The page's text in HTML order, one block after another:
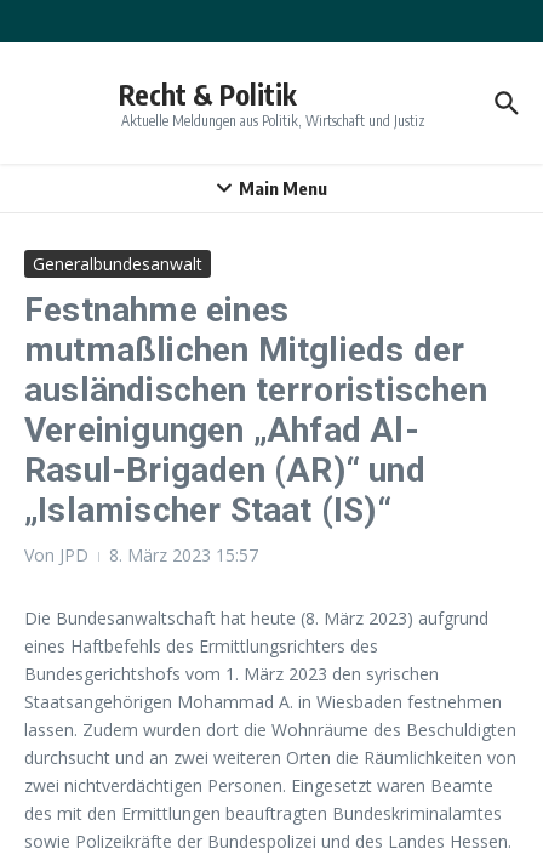
Recht & Politik
Aktuelle Meldungen aus Politik, Wirtschaft und Justiz
Main Menu
Generalbundesanwalt
Festnahme eines
mutmaßlichen Mitglieds der
ausländischen terroristischen
Vereinigungen „Ahfad Al-
Rasul-Brigaden (AR)“ und
„Islamischer Staat (IS)“
Von JPD 8. März 2023 15:57
Die Bundesanwaltschaft hat heute (8. März 2023) aufgrund
eines Haftbefehls des Ermittlungsrichters des
Bundesgerichtshofs vom 1. März 2023 den syrischen
Staatsangehörigen Mohammad A. in Wiesbaden festnehmen
lassen. Zudem wurden dort die Wohnräume des Beschuldigten
durchsucht und an zwei weiteren Orten die Räumlichkeiten von
zwei nichtverdächtigen Personen. Eingesetzt waren Beamte
des mit den Ermittlungen beauftragten Bundeskriminalamtes
sowie Polizeikräfte der Bundespolizei und des Landes Hessen.